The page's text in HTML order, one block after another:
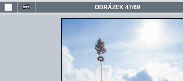
OBRÁZEK 47/69